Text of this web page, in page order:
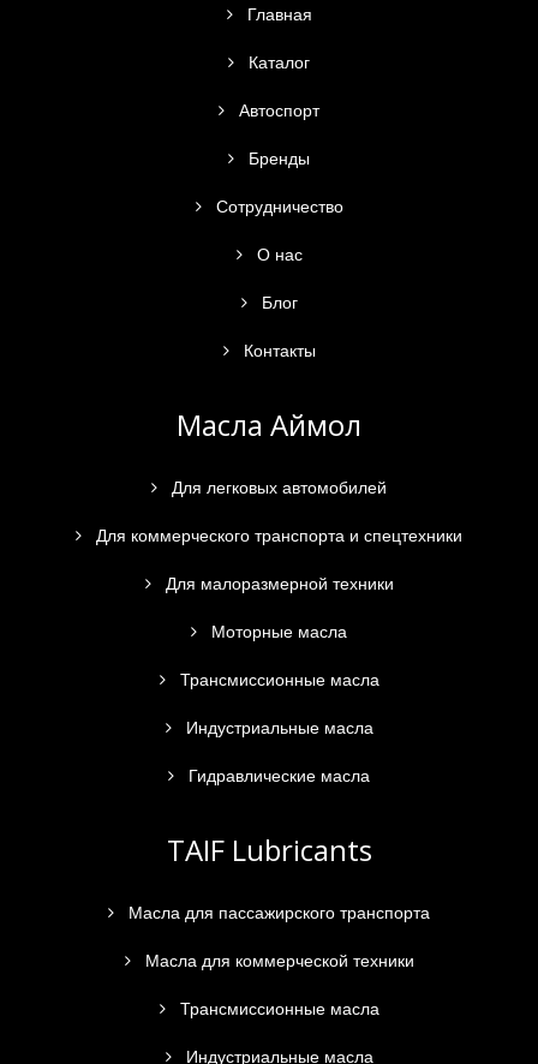
Главная
Каталог
Автоспорт
Бренды
Сотрудничество
О нас
Блог
Контакты
Масла Аймол
Для легковых автомобилей
Для коммерческого транспорта и спецтехники
Для малоразмерной техники
Моторные масла
Трансмиссионные масла
Индустриальные масла
Гидравлические масла
TAIF Lubricants
Масла для пассажирского транспорта
Масла для коммерческой техники
Трансмиссионные масла
Индустриальные масла